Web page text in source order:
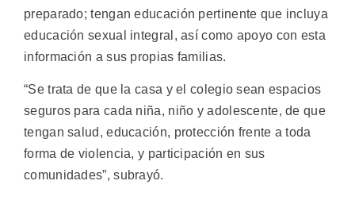
preparado; tengan educación pertinente que incluya
educación sexual integral, así como apoyo con esta
información a sus propias familias.
“Se trata de que la casa y el colegio sean espacios
seguros para cada niña, niño y adolescente, de que
tengan salud, educación, protección frente a toda
forma de violencia, y participación en sus
comunidades”, subrayó.